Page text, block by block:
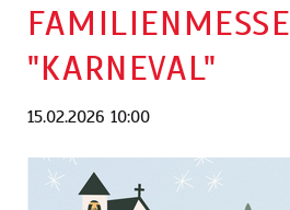
FAMILIENMESSE
"KARNEVAL"
15.02.2026 10:00